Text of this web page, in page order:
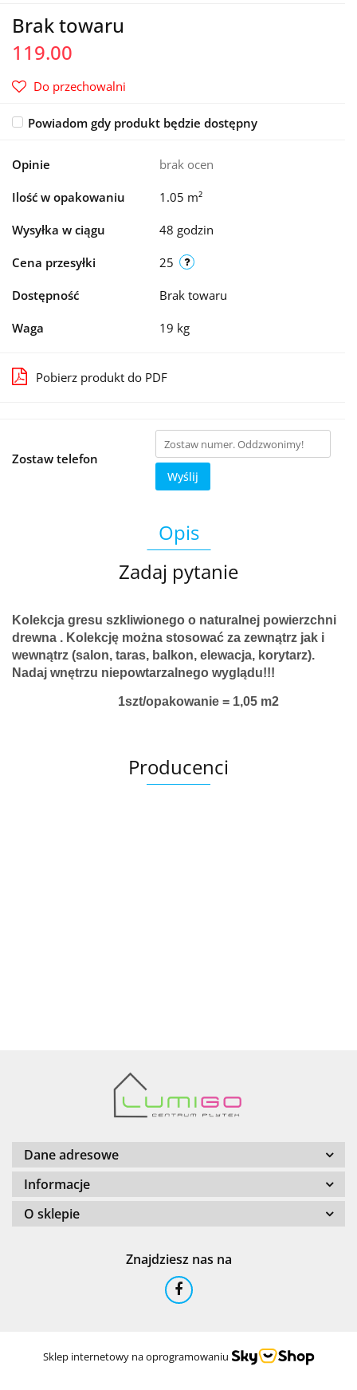
Brak towaru
119.00
Do przechowalni
Powiadom gdy produkt będzie dostępny
Opinie brak ocen
Ilość w opakowaniu 1.05 m²
Wysyłka w ciągu 48 godzin
Cena przesyłki 25
Dostępność Brak towaru
Waga 19 kg
Pobierz produkt do PDF
Zostaw telefon
Wyślij
Opis
Zadaj pytanie
Kolekcja gresu szkliwionego o naturalnej powierzchni
drewna . Kolekcję można stosować za zewnątrz jak i
wewnątrz (salon, taras, balkon, elewacja, korytarz).
Nadaj wnętrzu niepowtarzalnego wyglądu!!!
1szt/opakowanie = 1,05 m2
Producenci
Barwolf
Ceramfix
Dane adresowe
Informacje
O sklepie
Znajdziesz nas na
Sklep internetowy na oprogramowaniu